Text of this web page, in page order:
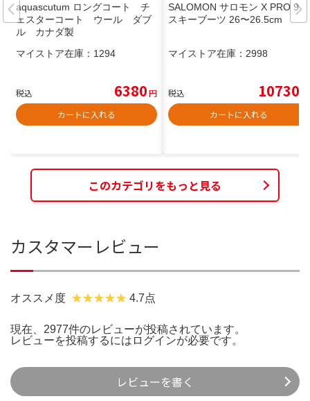
aquascutum ロングコート チ
ェスターコート ウール ダブ
ル カナダ製
マイストア在庫： 1294
税込 6380円
カートに入れる
SALOMON サロモン X PRO 90
スキーブーツ 26〜26.5cm
マイストア在庫： 2998
税込 10730
カートに入れる
このカテゴリをもっと見る
カスタマーレビュー
オススメ度 4.7点
現在、2977件のレビューが投稿されています。
レビューを投稿するには ログインが必要です。
レビューを書く